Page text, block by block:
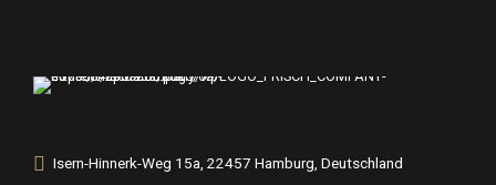
Isern-Hinnerk-Weg 15a, 22457 Hamburg, Deutschland